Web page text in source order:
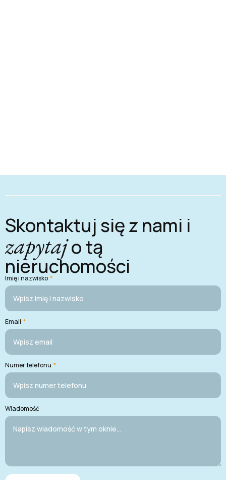
Skontaktuj się z nami i
zapytajo tą
nieruchomości
Imię i nazwisko *
Email *
Numer telefonu *
Wiadomość